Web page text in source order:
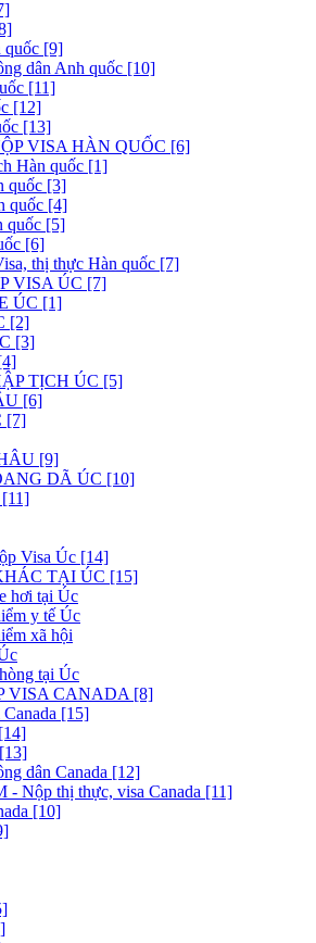
quốc [9]
dân Anh quốc [10]
[11]
[12]
[13]
VISA HÀN QUỐC [6]
Hàn quốc [1]
quốc [3]
quốc [4]
quốc [5]
[6]
thị thực Hàn quốc [7]
VISA ÚC [7]
ÚC [1]
[2]
[3]
TỊCH ÚC [5]
[6]
[7]
[9]
DÃ ÚC [10]
Visa Úc [14]
TẠI ÚC [15]
hơi tại Úc
y tế Úc
xã hội
tại Úc
VISA CANADA [8]
[15]
dân Canada [12]
- Nộp thị thực, visa Canada [11]
[10]